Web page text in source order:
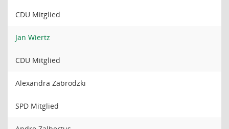
CDU Mitglied
Jan Wiertz
CDU Mitglied
Alexandra Zabrodzki
SPD Mitglied